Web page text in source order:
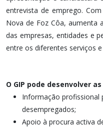
entrevista de emprego.
Nova de Foz Côa, aumenta
das empresas, entidades e
entre os diferentes serviços
O GIP pode desenvolver
Informação profissional
desempregados;
Apoio à procura activa